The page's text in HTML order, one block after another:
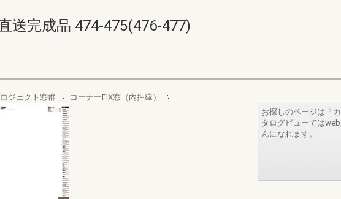
送完成品 474-475(476-477)
ジェクト窓群 コーナーFIX窓（内押縁）
お探しのページは「
タログビューでは
んになれます。